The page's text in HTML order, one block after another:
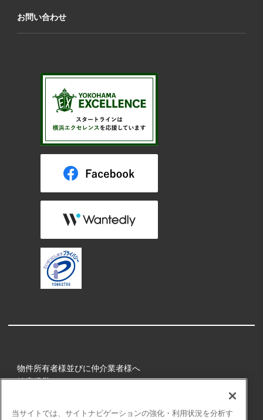
お問い合わせ
物件所有者様並びに仲介業者様へ
健康経営
当サイトでは、サイトナビゲーションの強化・利用状況を分析す